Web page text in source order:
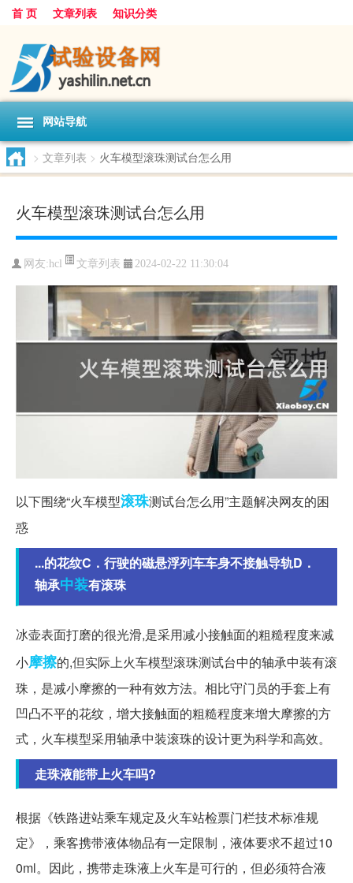
首 页 文章列表 知识分类
网站导航
> 文章列表 > 火车模型滚珠测试台怎么用
火车模型滚珠测试台怎么用
网友:hcl 文章列表 2024-02-22 11:30:04
以下围绕“火车模型滚珠测试台怎么用”主题解决网友的困
惑
...的花纹C．行驶的磁悬浮列车车身不接触导轨D．
轴承中装有滚珠
冰壶表面打磨的很光滑,是采用减小接触面的粗糙程度来减
小摩擦的,但实际上火车模型滚珠测试台中的轴承中装有滚
珠，是减小摩擦的一种有效方法。相比守门员的手套上有
凹凸不平的花纹，增大接触面的粗糙程度来增大摩擦的方
式，火车模型采用轴承中装滚珠的设计更为科学和高效。
走珠液能带上火车吗?
根据《铁路进站乘车规定及火车站检票门栏技术标准规
定》，乘客携带液体物品有一定限制，液体要求不超过10
0ml。因此，携带走珠液上火车是可行的，但必须符合液